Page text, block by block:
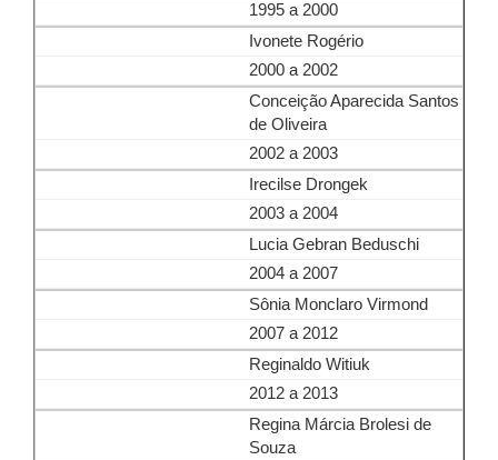
1995 a 2000
Ivonete Rogério
2000 a 2002
Conceição Aparecida Santos
de Oliveira
2002 a 2003
Irecilse Drongek
2003 a 2004
Lucia Gebran Beduschi
2004 a 2007
Sônia Monclaro Virmond
2007 a 2012
Reginaldo Witiuk
2012 a 2013
Regina Márcia Brolesi de
Souza